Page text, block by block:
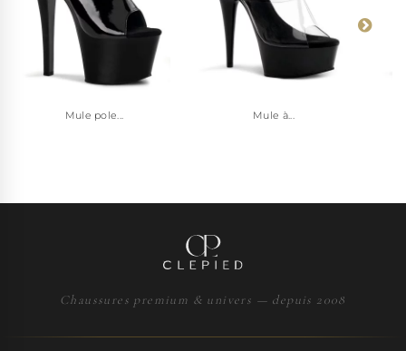
Mule pole... Mule à...
Chaussures premium & univers — depuis 2008